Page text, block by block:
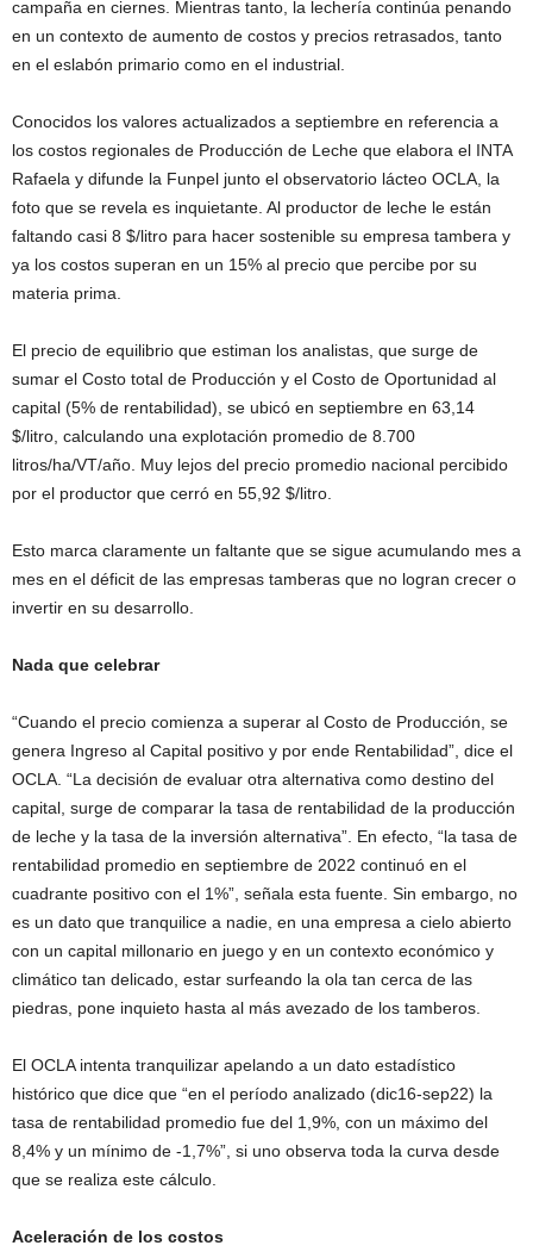
campaña en ciernes. Mientras tanto, la lechería continúa penando
en un contexto de aumento de costos y precios retrasados, tanto
en el eslabón primario como en el industrial.
Conocidos los valores actualizados a septiembre en referencia a
los costos regionales de Producción de Leche que elabora el INTA
Rafaela y difunde la Funpel junto el observatorio lácteo OCLA, la
foto que se revela es inquietante. Al productor de leche le están
faltando casi 8 $/litro para hacer sostenible su empresa tambera y
ya los costos superan en un 15% al precio que percibe por su
materia prima.
El precio de equilibrio que estiman los analistas, que surge de
sumar el Costo total de Producción y el Costo de Oportunidad al
capital (5% de rentabilidad), se ubicó en septiembre en 63,14
$/litro, calculando una explotación promedio de 8.700
litros/ha/VT/año. Muy lejos del precio promedio nacional percibido
por el productor que cerró en 55,92 $/litro.
Esto marca claramente un faltante que se sigue acumulando mes a
mes en el déficit de las empresas tamberas que no logran crecer o
invertir en su desarrollo.
Nada que celebrar
“Cuando el precio comienza a superar al Costo de Producción, se
genera Ingreso al Capital positivo y por ende Rentabilidad”, dice el
OCLA. “La decisión de evaluar otra alternativa como destino del
capital, surge de comparar la tasa de rentabilidad de la producción
de leche y la tasa de la inversión alternativa”. En efecto, “la tasa de
rentabilidad promedio en septiembre de 2022 continuó en el
cuadrante positivo con el 1%”, señala esta fuente. Sin embargo, no
es un dato que tranquilice a nadie, en una empresa a cielo abierto
con un capital millonario en juego y en un contexto económico y
climático tan delicado, estar surfeando la ola tan cerca de las
piedras, pone inquieto hasta al más avezado de los tamberos.
El OCLA intenta tranquilizar apelando a un dato estadístico
histórico que dice que “en el período analizado (dic16-sep22) la
tasa de rentabilidad promedio fue del 1,9%, con un máximo del
8,4% y un mínimo de -1,7%”, si uno observa toda la curva desde
que se realiza este cálculo.
Aceleración de los costos